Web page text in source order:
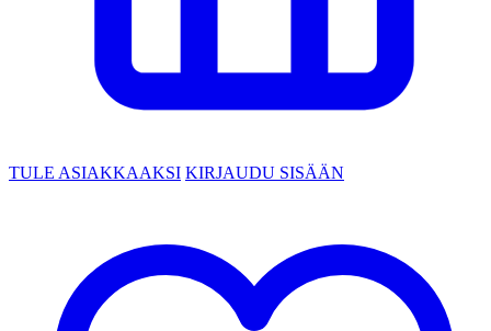
TULE ASIAKKAAKSI KIRJAUDU SISÄÄN